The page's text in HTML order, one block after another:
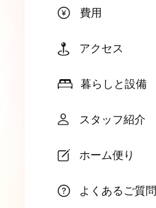
費用
アクセス
暮らしと設備
スタッフ紹介
ホーム便り
よくあるご質問